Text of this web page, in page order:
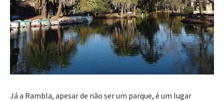
Já a Rambla, apesar de não ser um parque, é um lugar